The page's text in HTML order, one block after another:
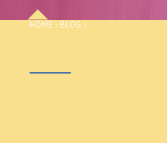
HOME › BLOG ›